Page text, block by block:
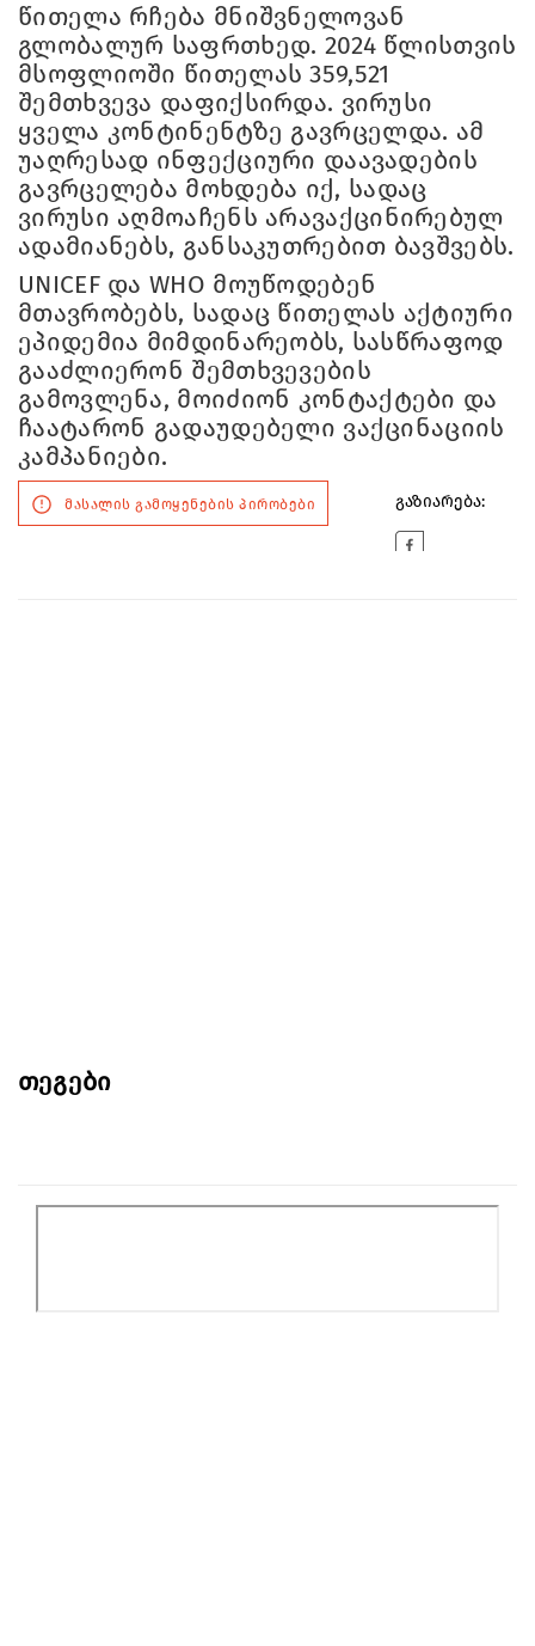
წითელა რჩება მნიშვნელოვან
გლობალურ საფრთხედ. 2024 წლისთვის
მსოფლიოში წითელას 359,521
შემთხვევა დაფიქსირდა. ვირუსი
ყველა კონტინენტზე გავრცელდა. ამ
უაღრესად ინფექციური დაავადების
გავრცელება მოხდება იქ, სადაც
ვირუსი აღმოაჩენს არავაქცინირებულ
ადამიანებს, განსაკუთრებით ბავშვებს.
UNICEF და WHO მოუწოდებენ
მთავრობებს, სადაც წითელას აქტიური
ეპიდემია მიმდინარეობს, სასწრაფოდ
გააძლიერონ შემთხვევების
გამოვლენა, მოიძიონ კონტაქტები და
ჩაატარონ გადაუდებელი ვაქცინაციის
კამპანიები.
მასალის გამოყენების პირობები გაზიარება:
თეგები